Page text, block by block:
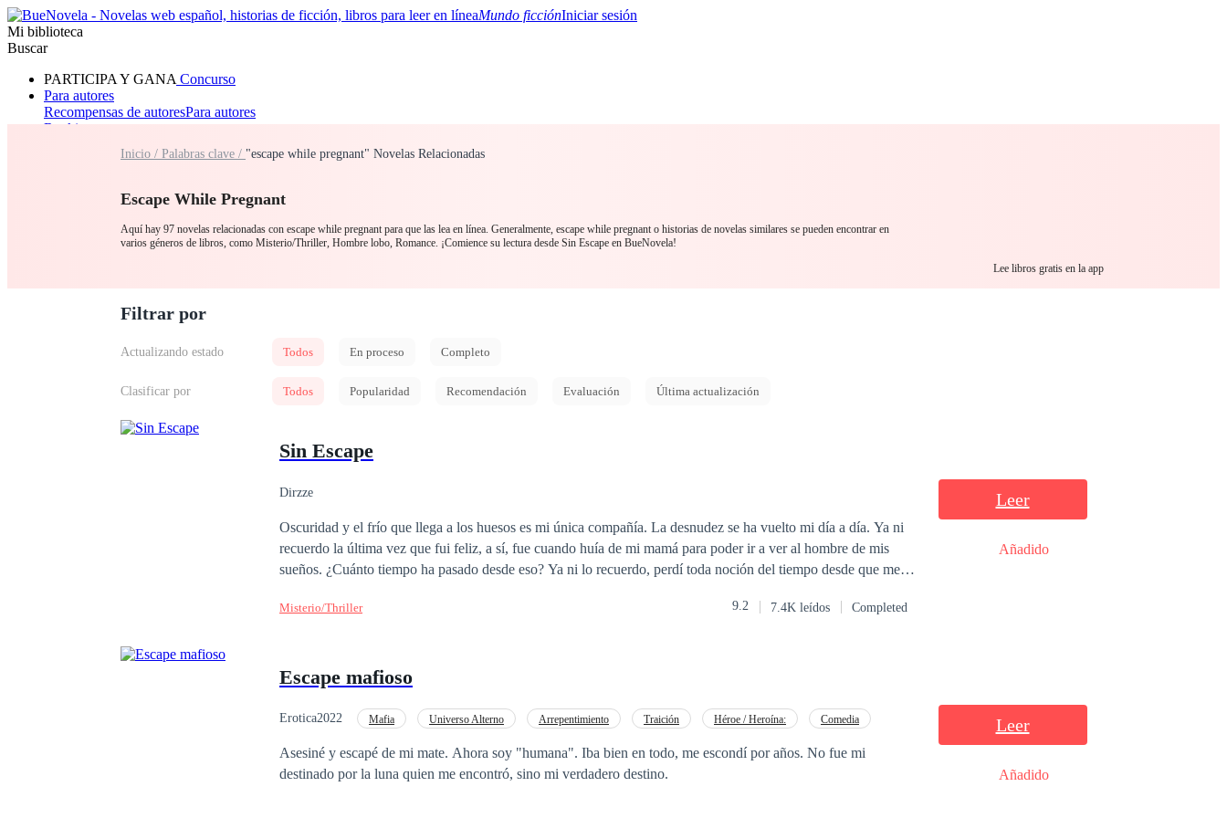
Mundo ficciónIniciar sesión
Mi biblioteca
Buscar
PARTICIPA Y GANA Concurso
Para autores
Recompensas de autoresPara autores
Ranking
RomanceHombre loboMafiaSistema
Inicio / Palabras clave / "escape while pregnant" Novelas Relacionadas
Escape While Pregnant
Aquí hay 97 novelas relacionadas con escape while pregnant para que las lea en línea. Generalmente, escape while pregnant o historias de novelas similares se pueden encontrar en
varios géneros de libros, como Misterio/Thriller, Hombre lobo, Romance. ¡Comience su lectura desde Sin Escape en BueNovela!
Lee libros gratis en la app
Filtrar por
Actualizando estado Todos En proceso Completo
Clasificar por Todos Popularidad Recomendación Evaluación Última actualización
Sin Escape
Dirzze
Oscuridad y el frío que llega a los huesos es mi única compañía. La desnudez se ha vuelto mi día a día. Ya ni
recuerdo la última vez que fui feliz, a sí, fue cuando huía de mi mamá para poder ir a ver al hombre de mis
sueños. ¿Cuánto tiempo ha pasado desde eso? Ya ni lo recuerdo, perdí toda noción del tiempo desde que me
hombre me lleva a una habitación para ser violada por algún viejo depravado que disfruta de golpearme y
llorando, perdí cualquier esperanza de ser feliz.
Misterio/Thriller 9.2 7.4K leídos Completed
Leer
Añadido
Escape mafioso
Erotica2022 Mafia Universo Alterno Arrepentimiento Traición Héroe / Heroína:
Comedia
Asesiné y escapé de mi mate. Ahora soy "humana". Iba bien en todo, me escondí por años. No fue mi
destinado por la luna quien me encontró, sino mi verdadero destino.
Leer
Añadido